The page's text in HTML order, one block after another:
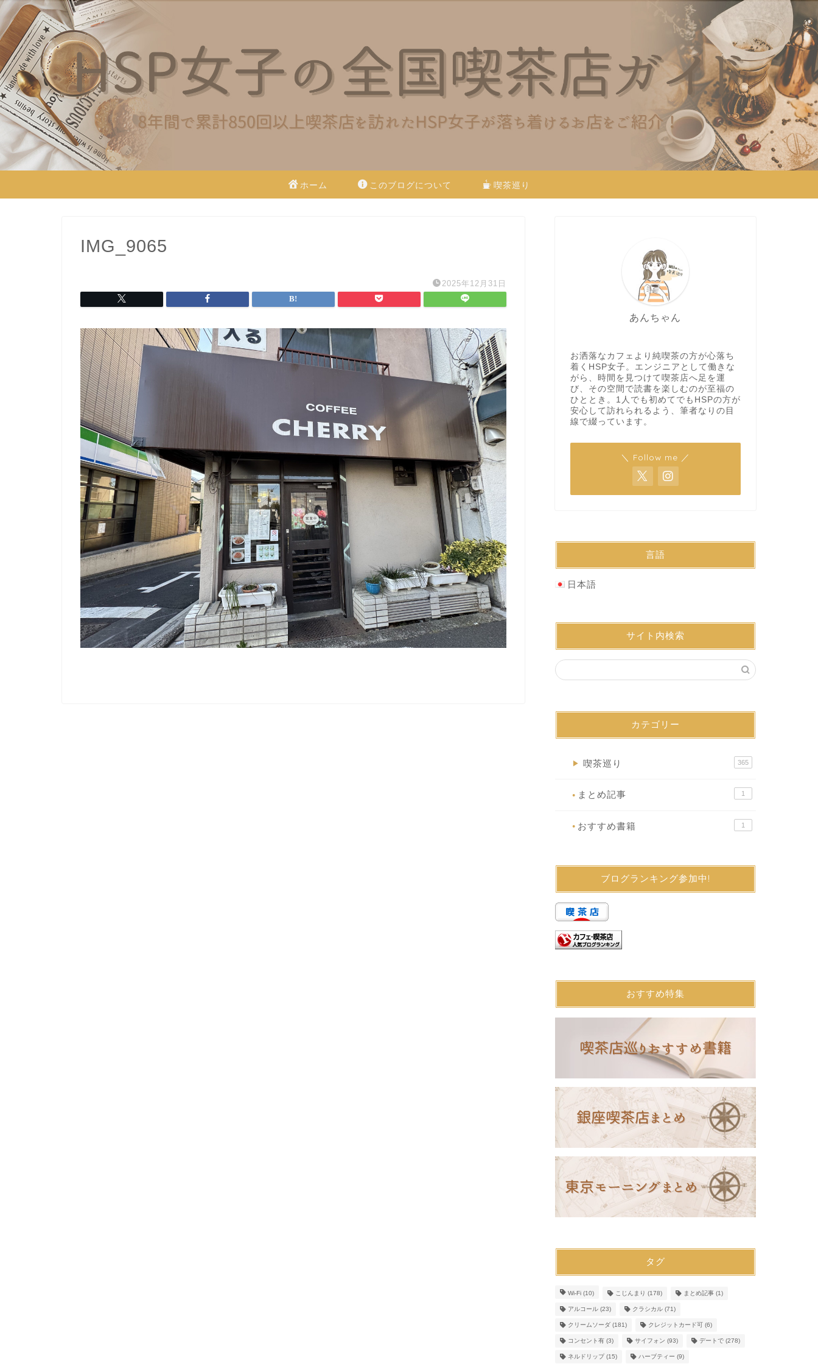
ホーム このブログについて 喫茶巡り
IMG_9065
2025年12月31日
あんちゃん
お洒落なカフェより純喫茶の方が心落ち
着くHSP女子。エンジニアとして働きな
がら、時間を見つけて喫茶店へ足を運
び、その空間で読書を楽しむのが至福の
ひととき。1人でも初めてでもHSPの方が
安心して訪れられるよう、筆者なりの目
線で綴っています。
＼ Follow me ／
言語
日本語
サイト内検索
カテゴリー
▶ 喫茶巡り 365
● まとめ記事 1
● おすすめ書籍 1
ブログランキング参加中!
おすすめ特集
タグ
Wi-Fi(10) こじんまり (178) まとめ記事(1)
アルコール(23) クラシカル(71)
クリームソーダ(181) クレジットカード可(6)
コンセント有(3) サイフォン (93) デートで(278)
ネルドリップ(15) ハーブティー (9)